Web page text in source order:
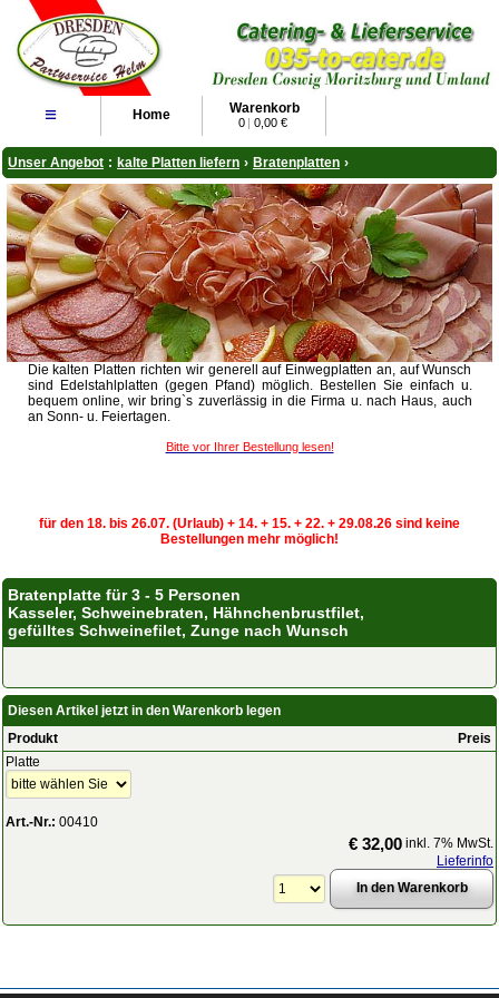
≡ Home Warenkorb
0 | 0,00 €
Unser Angebot : kalte Platten liefern › Bratenplatten ›
Die kalten Platten richten wir generell auf Einwegplatten an, auf Wunsch
sind Edelstahlplatten (gegen Pfand) möglich. Bestellen Sie einfach u.
bequem online, wir bring`s zuverlässig in die Firma u. nach Haus, auch
an Sonn- u. Feiertagen.
Bitte vor Ihrer Bestellung lesen!
für den 18. bis 26.07. (Urlaub) + 14. + 15. + 22. + 29.08.26 sind keine
Bestellungen mehr möglich!
Bratenplatte für 3 - 5 Personen
Kasseler, Schweinebraten, Hähnchenbrustfilet,
gefülltes Schweinefilet, Zunge nach Wunsch
Diesen Artikel jetzt in den Warenkorb legen
Produkt
Preis
Platte
Art.-Nr.: 00410
€ 32,00 inkl. 7% MwSt.
Lieferinfo